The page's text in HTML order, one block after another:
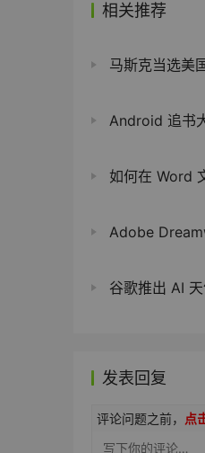
相关推荐
马斯克当选美
Android 追书
如何在 Word
Adobe
谷歌推出 AI 天气预报
发表回复
评论问题之前， 点